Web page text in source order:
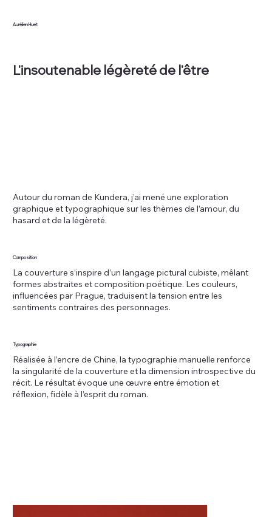
Aurélien Huet
L'insoutenable légèreté de l'être
Autour du roman de Kundera, j’ai mené une exploration
graphique et typographique sur les thèmes de l’amour, du
hasard et de la légèreté.
Composition
La couverture s’inspire d’un langage pictural cubiste, mêlant
formes abstraites et composition poétique. Les couleurs,
influencées par Prague, traduisent la tension entre les
sentiments contraires des personnages.
Typographie
Réalisée à l’encre de Chine, la typographie manuelle renforce
la singularité de la couverture et la dimension introspective du
récit. Le résultat évoque une œuvre entre émotion et
réflexion, fidèle à l’esprit du roman.